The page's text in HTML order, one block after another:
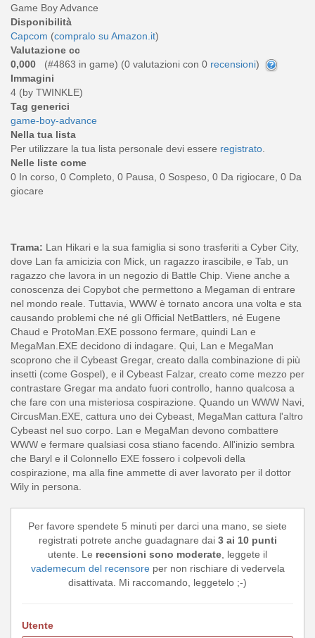
Game Boy Advance
Disponibilità
Capcom (compralo su Amazon.it)
Valutazione cc
0,000
(#4863 in game) (0 valutazioni con 0 recensioni)
Immagini
4 (by TWINKLE)
Tag generici
game-boy-advance
Nella tua lista
Per utilizzare la tua lista personale devi essere registrato.
Nelle liste come
0 In corso, 0 Completo, 0 Pausa, 0 Sospeso, 0 Da rigiocare, 0 Da
giocare
Trama: Lan Hikari e la sua famiglia si sono trasferiti a Cyber ​​City,
dove Lan fa amicizia con Mick, un ragazzo irascibile, e Tab, un
ragazzo che lavora in un negozio di Battle Chip. Viene anche a
conoscenza dei Copybot che permettono a Megaman di entrare
nel mondo reale. Tuttavia, WWW è tornato ancora una volta e sta
causando problemi che né gli Official NetBattlers, né Eugene
Chaud e ProtoMan.EXE possono fermare, quindi Lan e
MegaMan.EXE decidono di indagare. Qui, Lan e MegaMan
scoprono che il Cybeast Gregar, creato dalla combinazione di più
insetti (come Gospel), e il Cybeast Falzar, creato come mezzo per
contrastare Gregar ma andato fuori controllo, hanno qualcosa a
che fare con una misteriosa cospirazione. Quando un WWW Navi,
CircusMan.EXE, cattura uno dei Cybeast, MegaMan cattura l'altro
Cybeast nel suo corpo. Lan e MegaMan devono combattere
WWW e fermare qualsiasi cosa stiano facendo. All'inizio sembra
che Baryl e il Colonnello EXE fossero i colpevoli della
cospirazione, ma alla fine ammette di aver lavorato per il dottor
Wily in persona.
Per favore spendete 5 minuti per darci una mano, se siete
registrati potrete anche guadagnare dai 3 ai 10 punti
utente. Le recensioni sono moderate, leggete il
vademecum del recensoreper non rischiare di vedervela
disattivata. Mi raccomando, leggetelo ;-)
Utente